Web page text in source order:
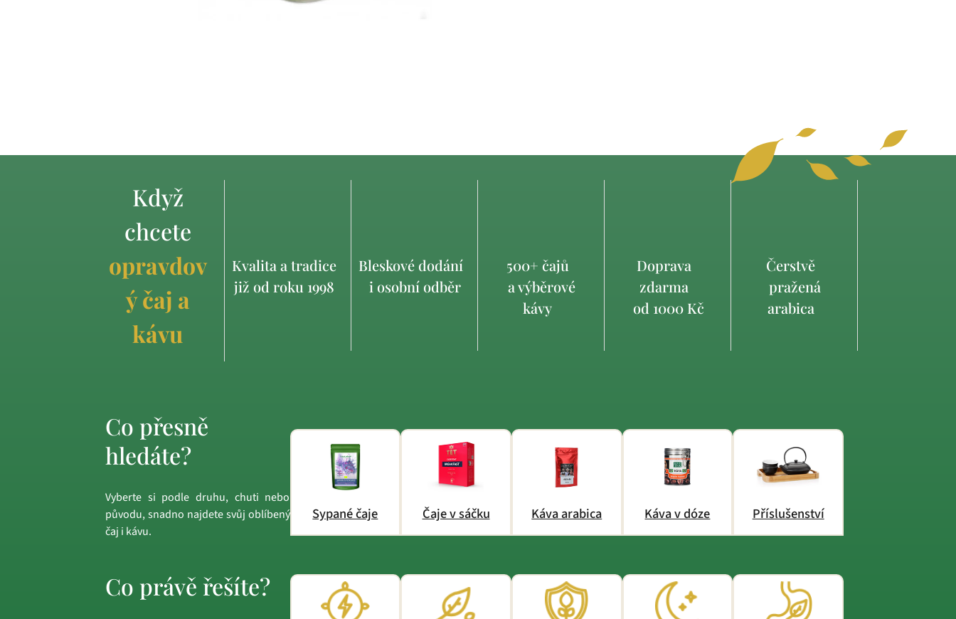
Když
chcete
opravdov
ý čaj a
kávu
Kvalita a tradice
již od roku 1998
Bleskové dodání
i osobní odběr
500+ čajů
a výběrové
kávy
Doprava
zdarma
od 1000 Kč
Čerstvě
pražená
arabica
Co přesně
hledáte?
Vyberte si podle druhu, chuti nebo
původu, snadno najdete svůj oblíbený
čaj i kávu.
Sypané čaje Čaje v sáčku Káva arabica Káva v dóze Příslušenství
Co právě řešíte?